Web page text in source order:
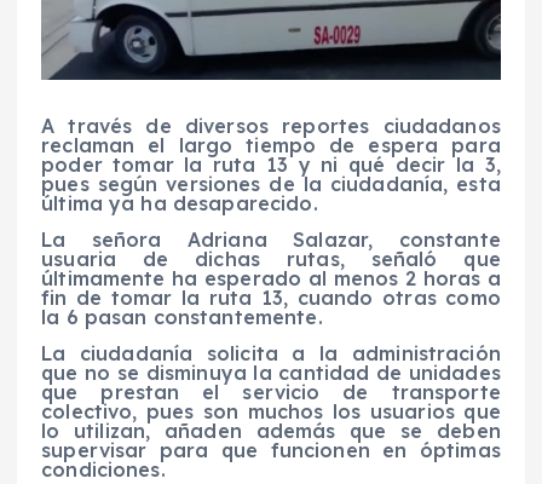
A través de diversos reportes ciudadanos
reclaman el largo tiempo de espera para
poder tomar la ruta 13 y ni qué decir la 3,
pues según versiones de la ciudadanía, esta
última ya ha desaparecido.
La señora Adriana Salazar, constante
usuaria de dichas rutas, señaló que
últimamente ha esperado al menos 2 horas a
fin de tomar la ruta 13, cuando otras como
la 6 pasan constantemente.
La ciudadanía solicita a la administración
que no se disminuya la cantidad de unidades
que prestan el servicio de transporte
colectivo, pues son muchos los usuarios que
lo utilizan, añaden además que se deben
supervisar para que funcionen en óptimas
condiciones.